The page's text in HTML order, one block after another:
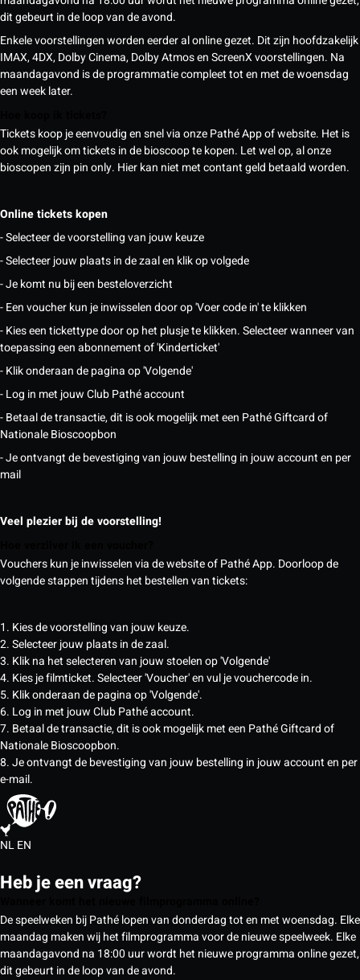
dit gebeurt in de loop van de avond.
Enkele voorstellingen worden eerder al online gezet. Dit zijn hoofdzakelijk
IMAX, 4DX, Dolby Cinema, Dolby Atmos en ScreenX voorstellingen. Na
maandagavond is de programmatie compleet tot en met de woensdag
een week later.
Tickets koop je eenvoudig en snel via onze Pathé App of website. Het is
ook mogelijk om tickets in de bioscoop te kopen. Let wel op, al onze
bioscopen zijn pin only. Hier kan niet met contant geld betaald worden.
Online tickets kopen
- Selecteer de voorstelling van jouw keuze
- Selecteer jouw plaats in de zaal en klik op volgede
- Je komt nu bij een besteloverzicht
- Een voucher kun je inwisselen door op 'Voer code in' te klikken
- Kies een tickettype door op het plusje te klikken. Selecteer wanneer van
toepassing een abonnement of 'Kinderticket'
- Klik onderaan de pagina op 'Volgende'
- Log in met jouw Club Pathé account
- Betaal de transactie, dit is ook mogelijk met een Pathé Giftcard of
Nationale Bioscoopbon
- Je ontvangt de bevestiging van jouw bestelling in jouw account en per
mail
Veel plezier bij de voorstelling!
Vouchers kun je inwisselen via de website of Pathé App. Doorloop de
volgende stappen tijdens het bestellen van tickets:
1. Kies de voorstelling van jouw keuze.
2. Selecteer jouw plaats in de zaal.
3. Klik na het selecteren van jouw stoelen op 'Volgende'
4. Kies je filmticket. Selecteer 'Voucher' en vul je vouchercode in.
5. Klik onderaan de pagina op 'Volgende'.
6. Log in met jouw Club Pathé account.
7. Betaal de transactie, dit is ook mogelijk met een Pathé Giftcard of
Nationale Bioscoopbon.
8. Je ontvangt de bevestiging van jouw bestelling in jouw account en per
e-mail.
NLEN
Heb je een vraag?
De speelweken bij Pathé lopen van donderdag tot en met woensdag. Elke
maandag maken wij het filmprogramma voor de nieuwe speelweek. Elke
maandagavond na 18:00 uur wordt het nieuwe programma online gezet,
dit gebeurt in de loop van de avond.